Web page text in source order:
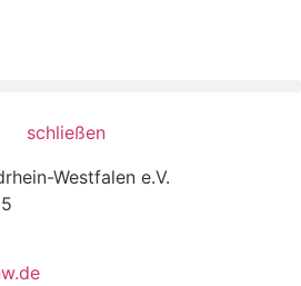
schließen
Westfalen e.V.